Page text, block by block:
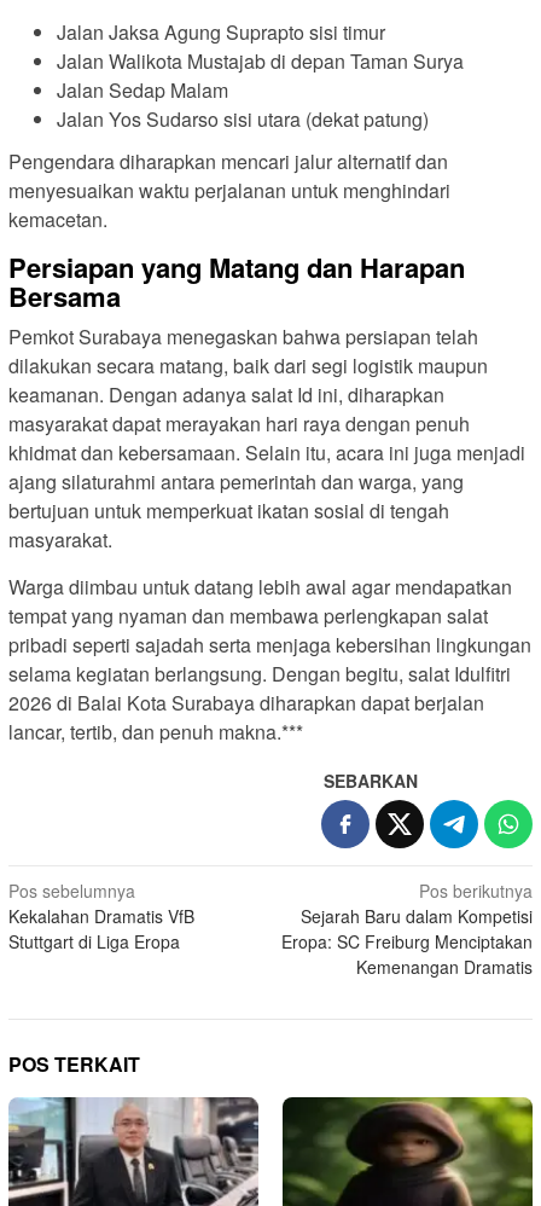
Jalan Jaksa Agung Suprapto sisi timur
Jalan Walikota Mustajab di depan Taman Surya
Jalan Sedap Malam
Jalan Yos Sudarso sisi utara (dekat patung)
Pengendara diharapkan mencari jalur alternatif dan
menyesuaikan waktu perjalanan untuk menghindari
kemacetan.
Persiapan yang Matang dan Harapan
Bersama
Pemkot Surabaya menegaskan bahwa persiapan telah
dilakukan secara matang, baik dari segi logistik maupun
keamanan. Dengan adanya salat Id ini, diharapkan
masyarakat dapat merayakan hari raya dengan penuh
khidmat dan kebersamaan. Selain itu, acara ini juga menjadi
ajang silaturahmi antara pemerintah dan warga, yang
bertujuan untuk memperkuat ikatan sosial di tengah
masyarakat.
Warga diimbau untuk datang lebih awal agar mendapatkan
tempat yang nyaman dan membawa perlengkapan salat
pribadi seperti sajadah serta menjaga kebersihan lingkungan
selama kegiatan berlangsung. Dengan begitu, salat Idulfitri
2026 di Balai Kota Surabaya diharapkan dapat berjalan
lancar, tertib, dan penuh makna.***
SEBARKAN
N
a
v
g
a
s
i
p
Pos sebelumnya
Kekalahan Dramatis VfB
Stuttgart di Liga Eropa
Pos berikutnya
Sejarah Baru dalam Kompetisi
Eropa: SC Freiburg Menciptakan
Kemenangan Dramatis
POS TERKAIT